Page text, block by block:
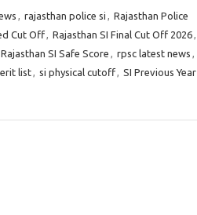
, rajasthan police si , Rajasthan Police
Cut Off, Rajasthan SI Final Cut Off 2026,
Rajasthan SI Safe Score , rpsc latest news ,
list, si physical cutoff, SI Previous Year